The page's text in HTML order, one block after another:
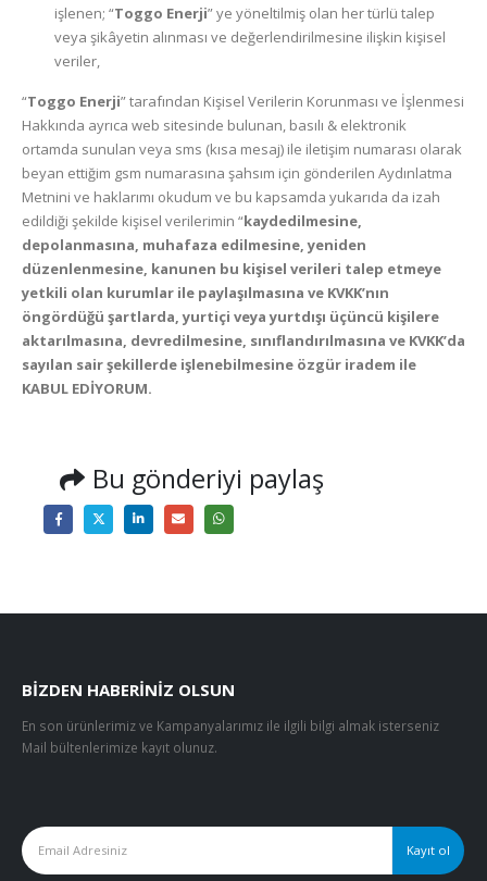
işlenen; “Toggo Enerji” ye yöneltilmiş olan her türlü talep
veya şikâyetin alınması ve değerlendirilmesine ilişkin kişisel
veriler,
“Toggo Enerji” tarafından Kişisel Verilerin Korunması ve İşlenmesi
Hakkında ayrıca web sitesinde bulunan, basılı & elektronik
ortamda sunulan veya sms (kısa mesaj) ile iletişim numarası olarak
beyan ettiğim gsm numarasına şahsım için gönderilen Aydınlatma
Metnini ve haklarımı okudum ve bu kapsamda yukarıda da izah
edildiği şekilde kişisel verilerimin “kaydedilmesine,
depolanmasına, muhafaza edilmesine, yeniden
düzenlenmesine, kanunen bu kişisel verileri talep etmeye
yetkili olan kurumlar ile paylaşılmasına ve KVKK’nın
öngördüğü şartlarda, yurtiçi veya yurtdışı üçüncü kişilere
aktarılmasına, devredilmesine, sınıflandırılmasına ve KVKK’da
sayılan sair şekillerde işlenebilmesine özgür iradem ile
KABUL EDİYORUM.
Bu gönderiyi paylaş
BIZDEN HABERINIZ OLSUN
En son ürünlerimiz ve Kampanyalarımız ile ilgili bilgi almak isterseniz
Mail bültenlerimize kayıt olunuz.